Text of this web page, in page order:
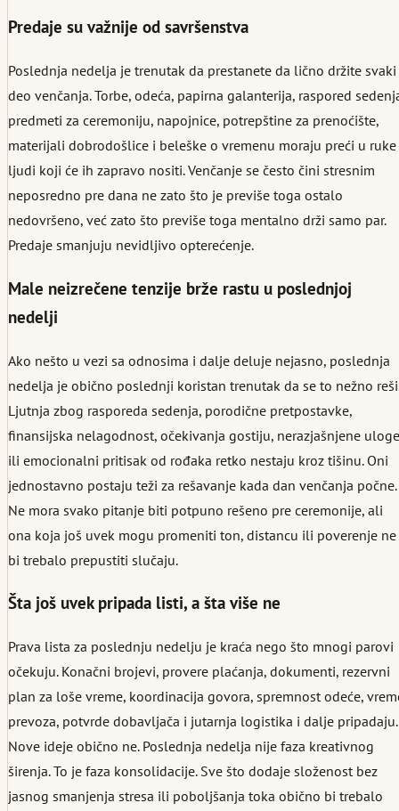
Predaje su važnije od savršenstva
Poslednja nedelja je trenutak da prestanete da lično držite svaki
deo venčanja. Torbe, odeća, papirna galanterija, raspored
predmeti za ceremoniju, napojnice, potrepštine za prenoćište,
materijali dobrodošlice i beleške o vremenu moraju preći u ruke
ljudi koji će ih zapravo nositi. Venčanje se često čini stresnim
neposredno pre dana ne zato što je previše toga ostalo
nedovršeno, već zato što previše toga mentalno drži samo par.
Predaje smanjuju nevidljivo opterećenje.
Male neizrečene tenzije brže rastu u poslednjoj
nedelji
Ako nešto u vezi sa odnosima i dalje deluje nejasno, poslednja
nedelja je obično poslednji koristan trenutak da se to nežno reši.
Ljutnja zbog rasporeda sedenja, porodične pretpostavke,
finansijska nelagodnost, očekivanja gostiju, nerazjašnjene uloge
ili emocionalni pritisak od rođaka retko nestaju kroz tišinu. Oni
jednostavno postaju teži za rešavanje kada dan venčanja počne.
Ne mora svako pitanje biti potpuno rešeno pre ceremonije, ali
ona koja još uvek mogu promeniti ton, distancu ili poverenje ne
bi trebalo prepustiti slučaju.
Šta još uvek pripada listi, a šta više ne
Prava lista za poslednju nedelju je kraća nego što mnogi parovi
očekuju. Konačni brojevi, provere plaćanja, dokumenti, rezervni
plan za loše vreme, koordinacija govora, spremnost odeće,
prevoza, potvrde dobavljača i jutarnja logistika i dalje pripadaju.
Nove ideje obično ne. Poslednja nedelja nije faza kreativnog
širenja. To je faza konsolidacije. Sve što dodaje složenost bez
jasnog smanjenja stresa ili poboljšanja toka obično bi trebalo